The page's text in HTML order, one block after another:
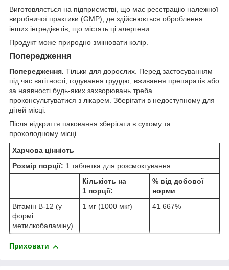
Виготовляється на підприємстві, що має реєстрацію належної
виробничої практики (GMP), де здійснюється оброблення
інших інгредієнтів, що містять ці алергени.
Продукт може природно змінювати колір.
Попередження
Попередження. Тільки для дорослих. Перед застосуванням
під час вагітності, годування груддю, вживання препаратів або
за наявності будь-яких захворювань треба
проконсультуватися з лікарем. Зберігати в недоступному для
дітей місці.
Після відкриття паковання зберігати в сухому та
прохолодному місці.
Харчова цінність
Розмір порції: 1 таблетка для розсмоктування
Кількість на
1 порції:
% від добової
норми
Вітамін B-12 (у
формі
метилкобаламіну)
1 мг (1000 мкг) 41 667%
Приховати